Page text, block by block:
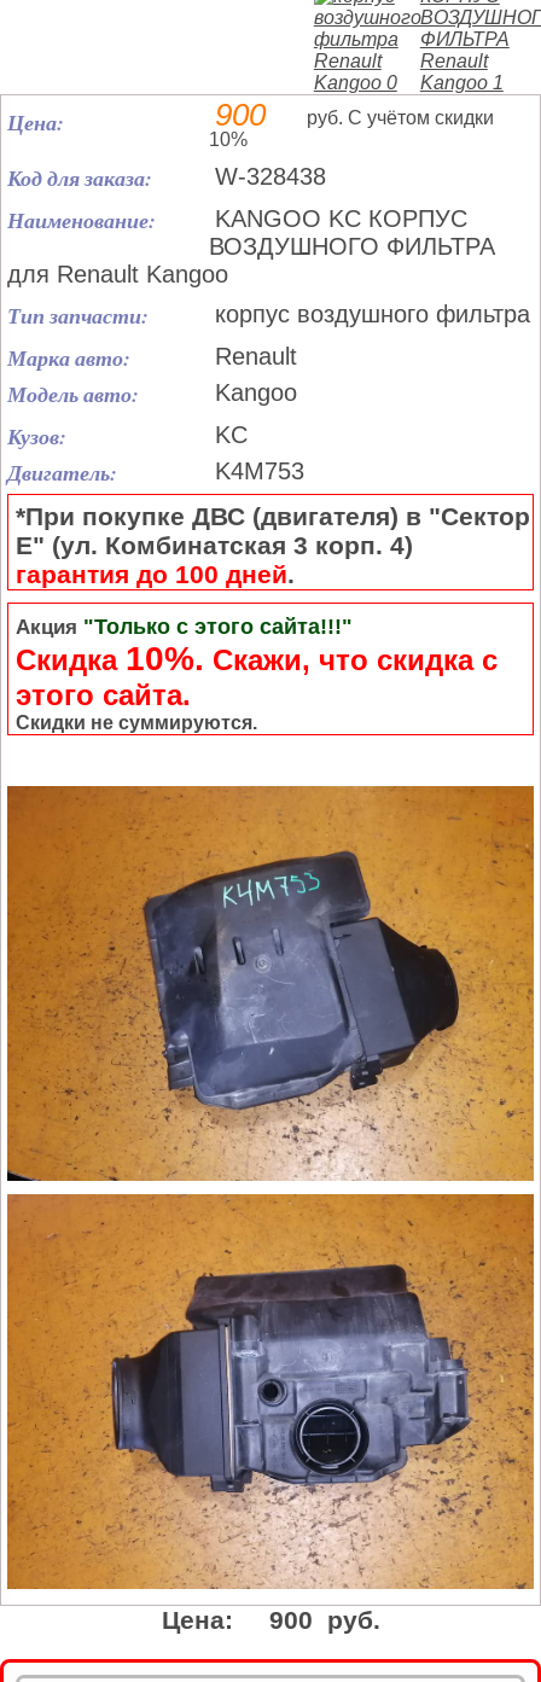
Цена: 900
руб. С учётом скидки
10%
Код для заказа: W-328438
Наименование:
KANGOO KC КОРПУС
ВОЗДУШНОГО ФИЛЬТРА
для Renault Kangoo
Тип запчасти: корпус воздушного фильтра
Марка авто: Renault
Модель авто: Kangoo
Кузов: KC
Двигатель: K4M753
*При покупке ДВС (двигателя) в "Сектор
Е" (ул. Комбинатская 3 корп. 4)
гарантия до 100 дней.
Акция "Только с этого сайта!!!"
Скидка 10%. Cкажи, что скидка с
этого сайта.
Скидки не суммируются.
Цена: 900 руб.